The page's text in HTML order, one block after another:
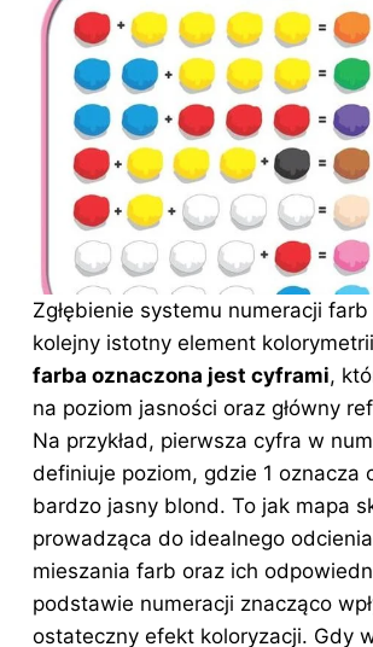
Zgłębienie systemu numeracji
kolejny istotny element
farba oznaczona jest cyframi,
na poziom jasności oraz główny
Na przykład, pierwsza cyfra w
definiuje poziom, gdzie 1 oznacza
bardzo jasny blond. To jak mapa
prowadząca do idealnego
mieszania farb oraz ich
podstawie numeracji znacząco
ostateczny efekt koloryzacji. Gdy